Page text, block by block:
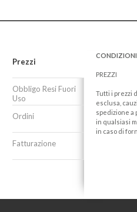
Prezzi
Obbligo Resi Fuori
Uso
Ordini
Fatturazione
PREZZI
Tutti i prezzi
esclusa,
spedizione a
in qualsiasi
in caso di